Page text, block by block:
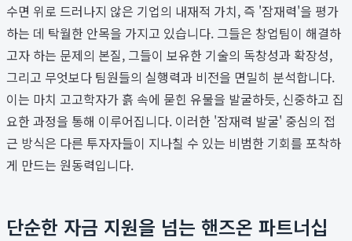
수면 위로 드러나지 않은 기업의 내재적 가치, 즉 '잠재력'을 평가
하는 데 탁월한 안목을 가지고 있습니다. 그들은 창업팀이 해결하
고자 하는 문제의 본질, 그들이 보유한 기술의 독창성과 확장성,
그리고 무엇보다 팀원들의 실행력과 비전을 면밀히 분석합니다.
이는 마치 고고학자가 흙 속에 묻힌 유물을 발굴하듯, 신중하고 집
요한 과정을 통해 이루어집니다. 이러한 '잠재력 발굴' 중심의 접
근 방식은 다른 투자자들이 지나칠 수 있는 비범한 기회를 포착하
게 만드는 원동력입니다.
단순한 자금 지원을 넘는 핸즈온 파트너십